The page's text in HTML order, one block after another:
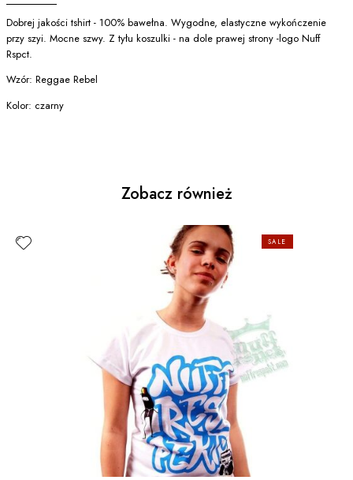
Dobrej jakości tshirt - 100% bawełna. Wygodne, elastyczne wykończenie
przy szyi. Mocne szwy. Z tyłu koszulki - na dole prawej strony -logo Nuff
Rspct.
Wzór: Reggae Rebel
Kolor: czarny
Zobacz również
SALE